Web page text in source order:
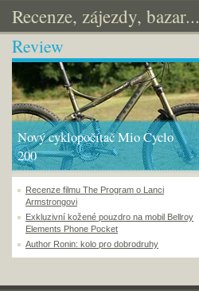
Recenze, zájezdy, bazar...
Review
Nový cyklopočítač Mio Cyclo
200
Recenze filmu The Program o Lanci
Armstrongovi
Exkluzivní kožené pouzdro na mobil Bellroy
Elements Phone Pocket
Author Ronin: kolo pro dobrodruhy